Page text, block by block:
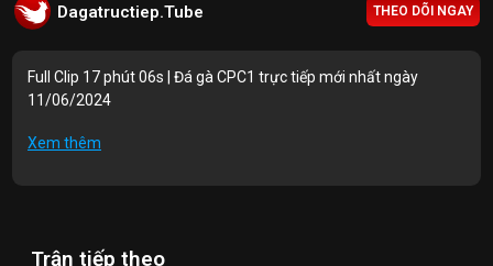
Dagatructiep.Tube THEO DÕI NGAY
Full Clip 17 phút 06s | Đá gà CPC1 trực tiếp mới nhất ngày
11/06/2024
Mục lục Video:
09:14 | Trận 3: A.Nhân 2200g vs A.An 2150g
Xem thêm
Trận tiếp theo